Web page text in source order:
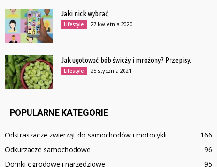
Jaki nick wybrać
Lifestyle 27 kwietnia 2020
Jak ugotować bób świeży i mrożony? Przepisy.
Lifestyle 25 stycznia 2021
POPULARNE KATEGORIE
Odstraszacze zwierząt do samochodów i motocykli
166
Odkurzacze samochodowe
96
Domki ogrodowe i narzędziowe
95